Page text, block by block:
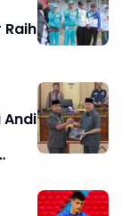
Raih
Andi